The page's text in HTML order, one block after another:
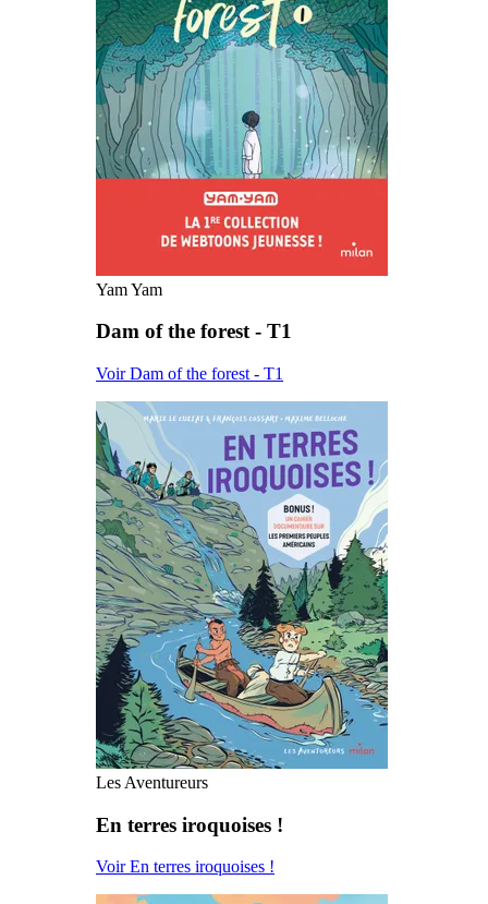
Yam Yam
Dam of the forest - T1
Voir Dam of the forest - T1
Les Aventureurs
En terres iroquoises !
Voir En terres iroquoises !